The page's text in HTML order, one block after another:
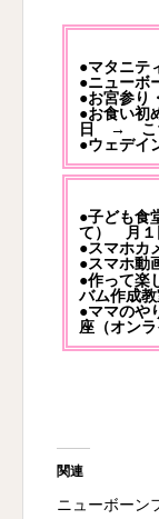
●マタニ
●ニュー
●お宮参
●お食い初
日 →
●ウェデ
●子ども
て） 月１
●スマホカ
●スマホ動
●作って楽
バム作成
●ママのや
座（オンラ
関連
ニューボーン